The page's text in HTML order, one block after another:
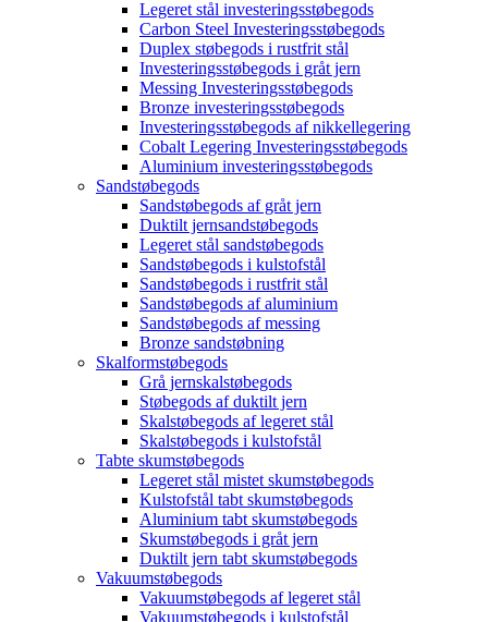
Legeret stål investeringsstøbegods
Carbon Steel Investeringsstøbegods
Duplex støbegods i rustfrit stål
Investeringsstøbegods i gråt jern
Messing Investeringsstøbegods
Bronze investeringsstøbegods
Investeringsstøbegods af nikkellegering
Cobalt Legering Investeringsstøbegods
Aluminium investeringsstøbegods
Sandstøbegods
Sandstøbegods af gråt jern
Duktilt jernsandstøbegods
Legeret stål sandstøbegods
Sandstøbegods i kulstofstål
Sandstøbegods i rustfrit stål
Sandstøbegods af aluminium
Sandstøbegods af messing
Bronze sandstøbning
Skalformstøbegods
Grå jernskalstøbegods
Støbegods af duktilt jern
Skalstøbegods af legeret stål
Skalstøbegods i kulstofstål
Tabte skumstøbegods
Legeret stål mistet skumstøbegods
Kulstofstål tabt skumstøbegods
Aluminium tabt skumstøbegods
Skumstøbegods i gråt jern
Duktilt jern tabt skumstøbegods
Vakuumstøbegods
Vakuumstøbegods af legeret stål
Vakuumstøbegods i kulstofstål